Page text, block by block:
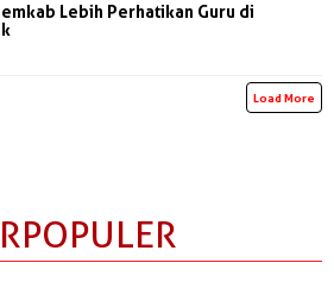
Lebih Perhatikan Guru di
Load More